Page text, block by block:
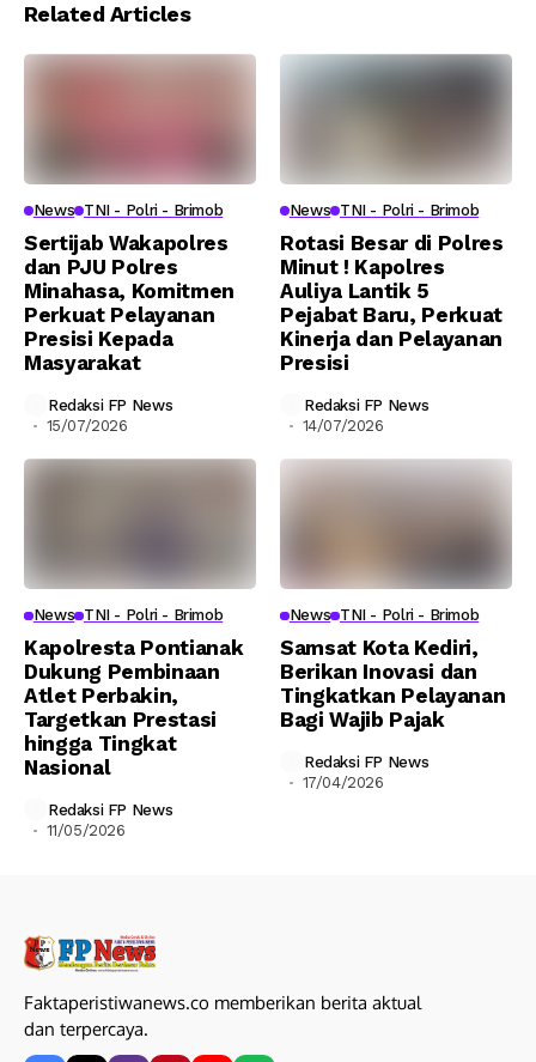
Related Articles
News TNI - Polri - Brimob
Sertijab Wakapolres
dan PJU Polres
Minahasa, Komitmen
Perkuat Pelayanan
Presisi Kepada
Masyarakat
Redaksi FP News
15/07/2026
News TNI - Polri - Brimob
Rotasi Besar di Polres
Minut ! Kapolres
Auliya Lantik 5
Pejabat Baru, Perkuat
Kinerja dan Pelayanan
Presisi
Redaksi FP News
14/07/2026
News TNI - Polri - Brimob
Kapolresta Pontianak
Dukung Pembinaan
Atlet Perbakin,
Targetkan Prestasi
hingga Tingkat
Nasional
Redaksi FP News
11/05/2026
News TNI - Polri - Brimob
Samsat Kota Kediri,
Berikan Inovasi dan
Tingkatkan Pelayanan
Bagi Wajib Pajak
Redaksi FP News
17/04/2026
Faktaperistiwanews.co memberikan berita aktual
dan terpercaya.